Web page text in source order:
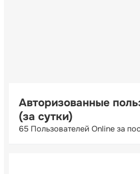
Авторизованные
(за сутки)
65 Пользователей Online за